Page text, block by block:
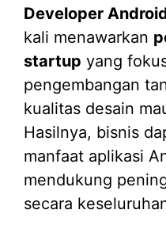
Developer
kali menawarkan
startup yang
pengembangan
kualitas desain
Hasilnya, bisnis
manfaat aplikasi
mendukung
secara